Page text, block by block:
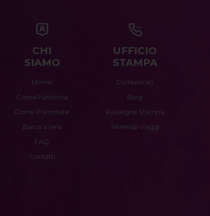
CHI
SIAMO
Home
Come Funziona
Come Prenotare
Barca a vela
FAQ
Contatti
UFFICIO
STAMPA
Comunicati
Blog
Rassegna Stampa
Sitemap viaggi